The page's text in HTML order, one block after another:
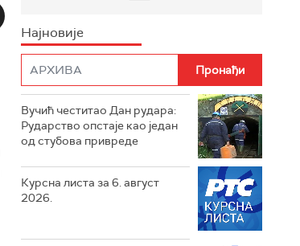
Најновије
Вучић честитао Дан рудара:
Рударство опстаје као један
од стубова привреде
Курсна листа за 6. август
2026.